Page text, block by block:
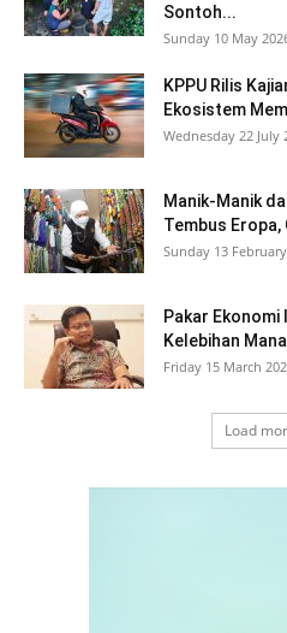
Sontoh...
Sunday 10 May
KPPU Rilis
Ekosistem
Wednesday 22 July
Manik-Manik
Tembus
Sunday 13
Pakar Ekonomi
Kelebihan
Friday 15 March
Load